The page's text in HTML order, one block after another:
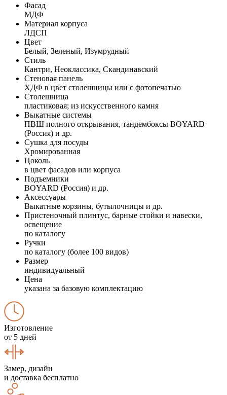
Фасад
МДФ
Материал корпуса
ЛДСП
Цвет
Белый, Зеленый, Изумрудный
Стиль
Кантри, Неоклассика, Скандинавский
Стеновая панель
ХДФ в цвет столешницы или с фотопечатью
Столешница
пластиковая; из искусственного камня
Выкатные системы
ПВШ полного открывания, тандембоксы BOYARD
(Россия) и др.
Сушка для посуды
Хромированная
Цоколь
в цвет фасадов или корпуса
Подъемники
BOYARD (Россия) и др.
Аксессуары
Выкатные корзины, бутылочницы и др.
Пристеночный плинтус, барные стойки и навески,
освещение
по каталогу
Ручки
по каталогу (более 100 видов)
Размер
индивидуальный
Цена
указана за базовую комплектацию
Изготовление
от 5 дней
Замер, дизайн
и доставка бесплатно